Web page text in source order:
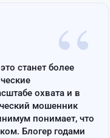
“
станет более
охвата и в
мошенник
понимает, что
Блогер годами